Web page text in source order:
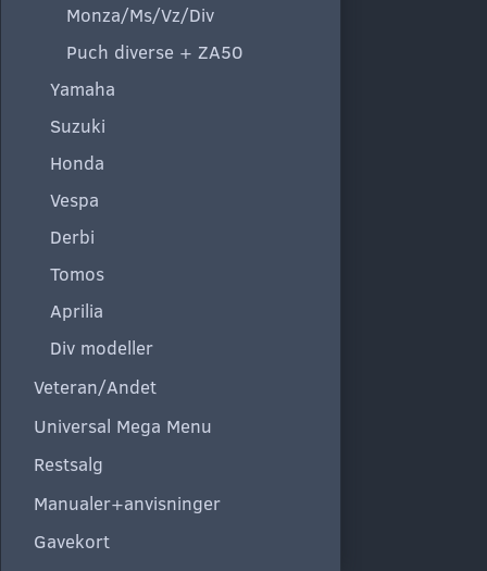
Monza/Ms/Vz/Div
Puch diverse + ZA50
Yamaha
Suzuki
Honda
Vespa
Derbi
Tomos
Aprilia
Div modeller
Veteran/Andet
Universal Mega Menu
Restsalg
Manualer+anvisninger
Gavekort